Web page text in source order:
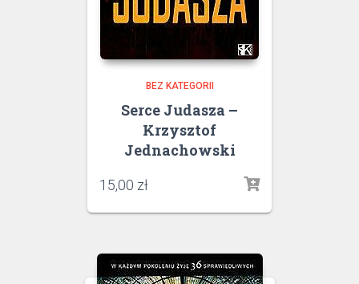
BEZ KATEGORII
Serce Judasza –
Krzysztof
Jednachowski
15,00 zł